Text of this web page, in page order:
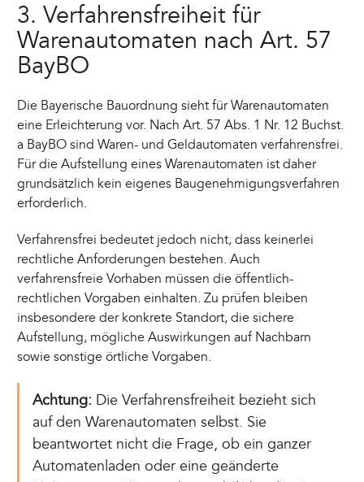
3. Verfahrensfreiheit für
Warenautomaten nach Art. 57
BayBO
Die Bayerische Bauordnung sieht für Warenautomaten
eine Erleichterung vor. Nach Art. 57 Abs. 1 Nr. 12 Buchst.
a BayBO sind Waren- und Geldautomaten verfahrensfrei.
Für die Aufstellung eines Warenautomaten ist daher
grundsätzlich kein eigenes Baugenehmigungsverfahren
erforderlich.
Verfahrensfrei bedeutet jedoch nicht, dass keinerlei
rechtliche Anforderungen bestehen. Auch
verfahrensfreie Vorhaben müssen die öffentlich-
rechtlichen Vorgaben einhalten. Zu prüfen bleiben
insbesondere der konkrete Standort, die sichere
Aufstellung, mögliche Auswirkungen auf Nachbarn
sowie sonstige örtliche Vorgaben.
Achtung: Die Verfahrensfreiheit bezieht sich
auf den Warenautomaten selbst. Sie
beantwortet nicht die Frage, ob ein ganzer
Automatenladen oder eine geänderte